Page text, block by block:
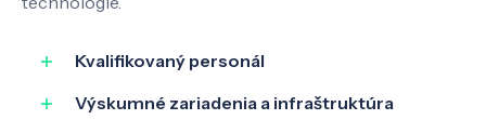
Kvalifikovaný personál
Výskumné zariadenia a infraštruktúra